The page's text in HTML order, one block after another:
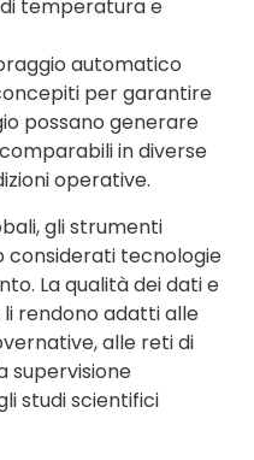
temperatura e
automatico
per garantire
possano generare
in diverse
operative.
gli strumenti
considerati tecnologie
La qualità dei dati e
rendono adatti alle
alle reti di
supervisione
studi scientifici